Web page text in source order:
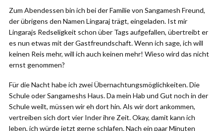
Zum Abendessen bin ich bei der Familie von Sangamesh Freund,
der übrigens den Namen Lingaraj trägt, eingeladen. Ist mir
Lingarajs Redseligkeit schon über Tags aufgefallen, übertreibt er
es nun etwas mit der Gastfreundschaft. Wenn ich sage, ich will
keinen Reis mehr, will ich auch keinen mehr! Wieso wird das nicht
ernst genommen?
Für die Nacht habe ich zwei Übernachtungsmöglichkeiten. Die
Schule oder Sangameshs Haus. Da mein Hab und Gut noch in der
Schule weilt, müssen wir eh dort hin. Als wir dort ankommen,
vertreiben sich dort vier Inder ihre Zeit. Okay, damit kann ich
leben, ich würde jetzt gerne schlafen. Nach ein paar Minuten